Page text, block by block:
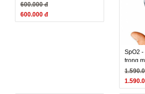
600.000 đ
600.000 đ
SpO2
trong
PO30